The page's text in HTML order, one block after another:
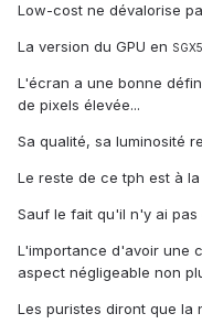
Low-cost ne dévalorise
La version du GPU en
L'écran a une bonne
de pixels élevée...
Sa qualité, sa luminosité
Le reste de ce tph est à la
Sauf le fait qu'il n'y ai pas
L'importance d'avoir une
aspect négligeable non
Les puristes diront que la